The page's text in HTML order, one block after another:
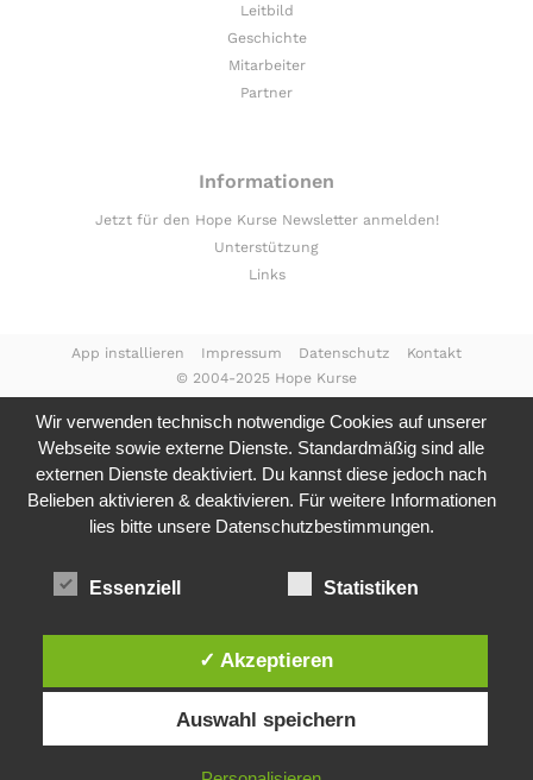
Leitbild
Geschichte
Mitarbeiter
Partner
Informationen
Jetzt für den Hope Kurse Newsletter anmelden!
Unterstützung
Links
© 2004-2025 Hope Kurse
App installieren Impressum Datenschutz Kontakt
Wir verwenden technisch notwendige Cookies auf unserer
Webseite sowie externe Dienste. Standardmäßig sind alle
externen Dienste deaktiviert. Du kannst diese jedoch nach
Belieben aktivieren & deaktivieren. Für weitere Informationen
lies bitte unsere Datenschutzbestimmungen.
Essenziell Statistiken
✓ Akzeptieren
Auswahl speichern